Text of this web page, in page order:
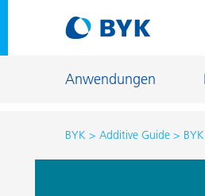
Anwendungen
Produktempfehlungen
BYK Additive Guide